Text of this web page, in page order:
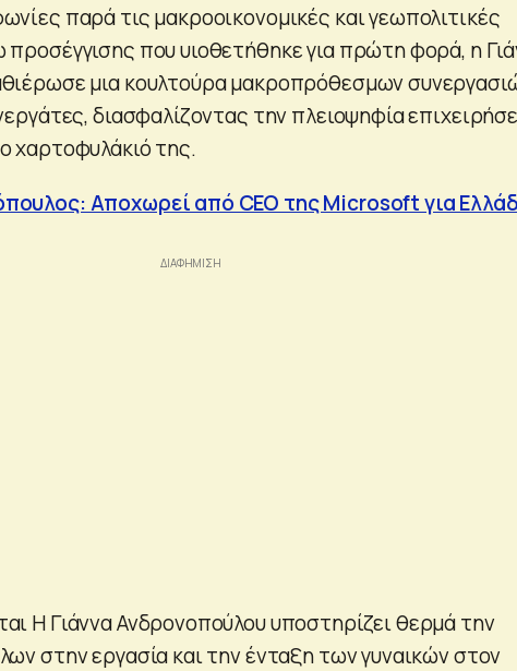
παρά τις μακροοικονομικές και γεωπολιτικές
που υιοθετήθηκε για πρώτη φορά, η
μια κουλτούρα μακροπρόθεσμων
διασφαλίζοντας την πλειοψηφία
χαρτοφυλάκιό της.
Αποχωρεί από CEO της Microsoft για
Η Γιάννα Ανδρονοπούλου υποστηρίζει θερμά την
στην εργασία και την ένταξη των γυναικών στον